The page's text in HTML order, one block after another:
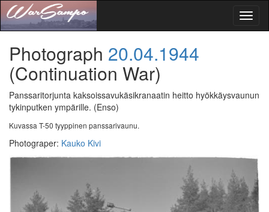
Photograph 20.04.1944
(Continuation War)
Panssaritorjunta kaksoissavukäsikranaatin heitto hyökkäysvaunun
tykinputken ympärille. (Enso)
Kuvassa T-50 tyyppinen panssarivaunu.
Photograper: Kauko Kivi